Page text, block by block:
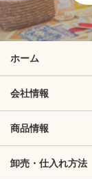
ホーム
会社情報
商品情報
卸売・仕入れ方法